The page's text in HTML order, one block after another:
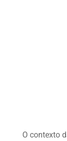
O contexto